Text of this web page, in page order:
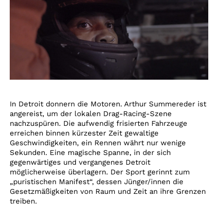
In Detroit donnern die Motoren. Arthur Summereder ist
angereist, um der lokalen Drag-Racing-Szene
nachzuspüren. Die aufwendig frisierten Fahrzeuge
erreichen binnen kürzester Zeit gewaltige
Geschwindigkeiten, ein Rennen währt nur wenige
Sekunden. Eine magische Spanne, in der sich
gegenwärtiges und vergangenes Detroit
möglicherweise überlagern. Der Sport gerinnt zum
„puristischen Manifest“, dessen Jünger/innen die
Gesetzmäßigkeiten von Raum und Zeit an ihre Grenzen
treiben.